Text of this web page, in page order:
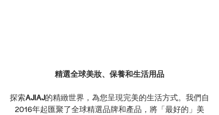
精選全球美妝、保養和生活用品
探索AJIAJ的精緻世界，為您呈現完美的生活方式。我們自
2016年起匯聚了全球精選品牌和產品，將「最好的」美